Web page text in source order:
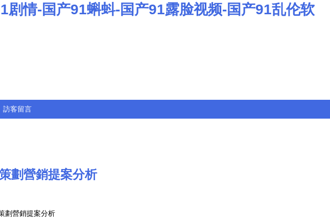
情-国产91蝌蚪-国产91露脸视频-国产91乱伦软
訪客留言
劃營銷提案分析